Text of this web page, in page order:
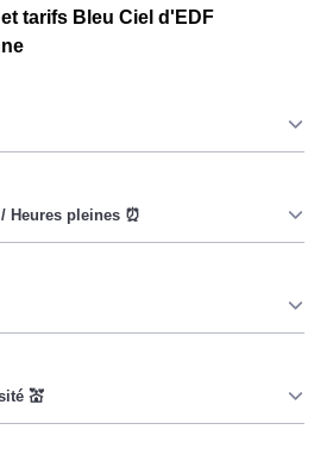
tarifs Bleu Ciel d'EDF
ce soit en à Saint-Memmie ou
⚡
consommation pendant 65 jours
du kiloWatt est plus élevé. 💡🔋